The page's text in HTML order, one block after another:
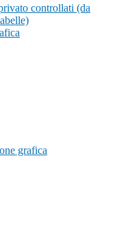
controllati (da
grafica